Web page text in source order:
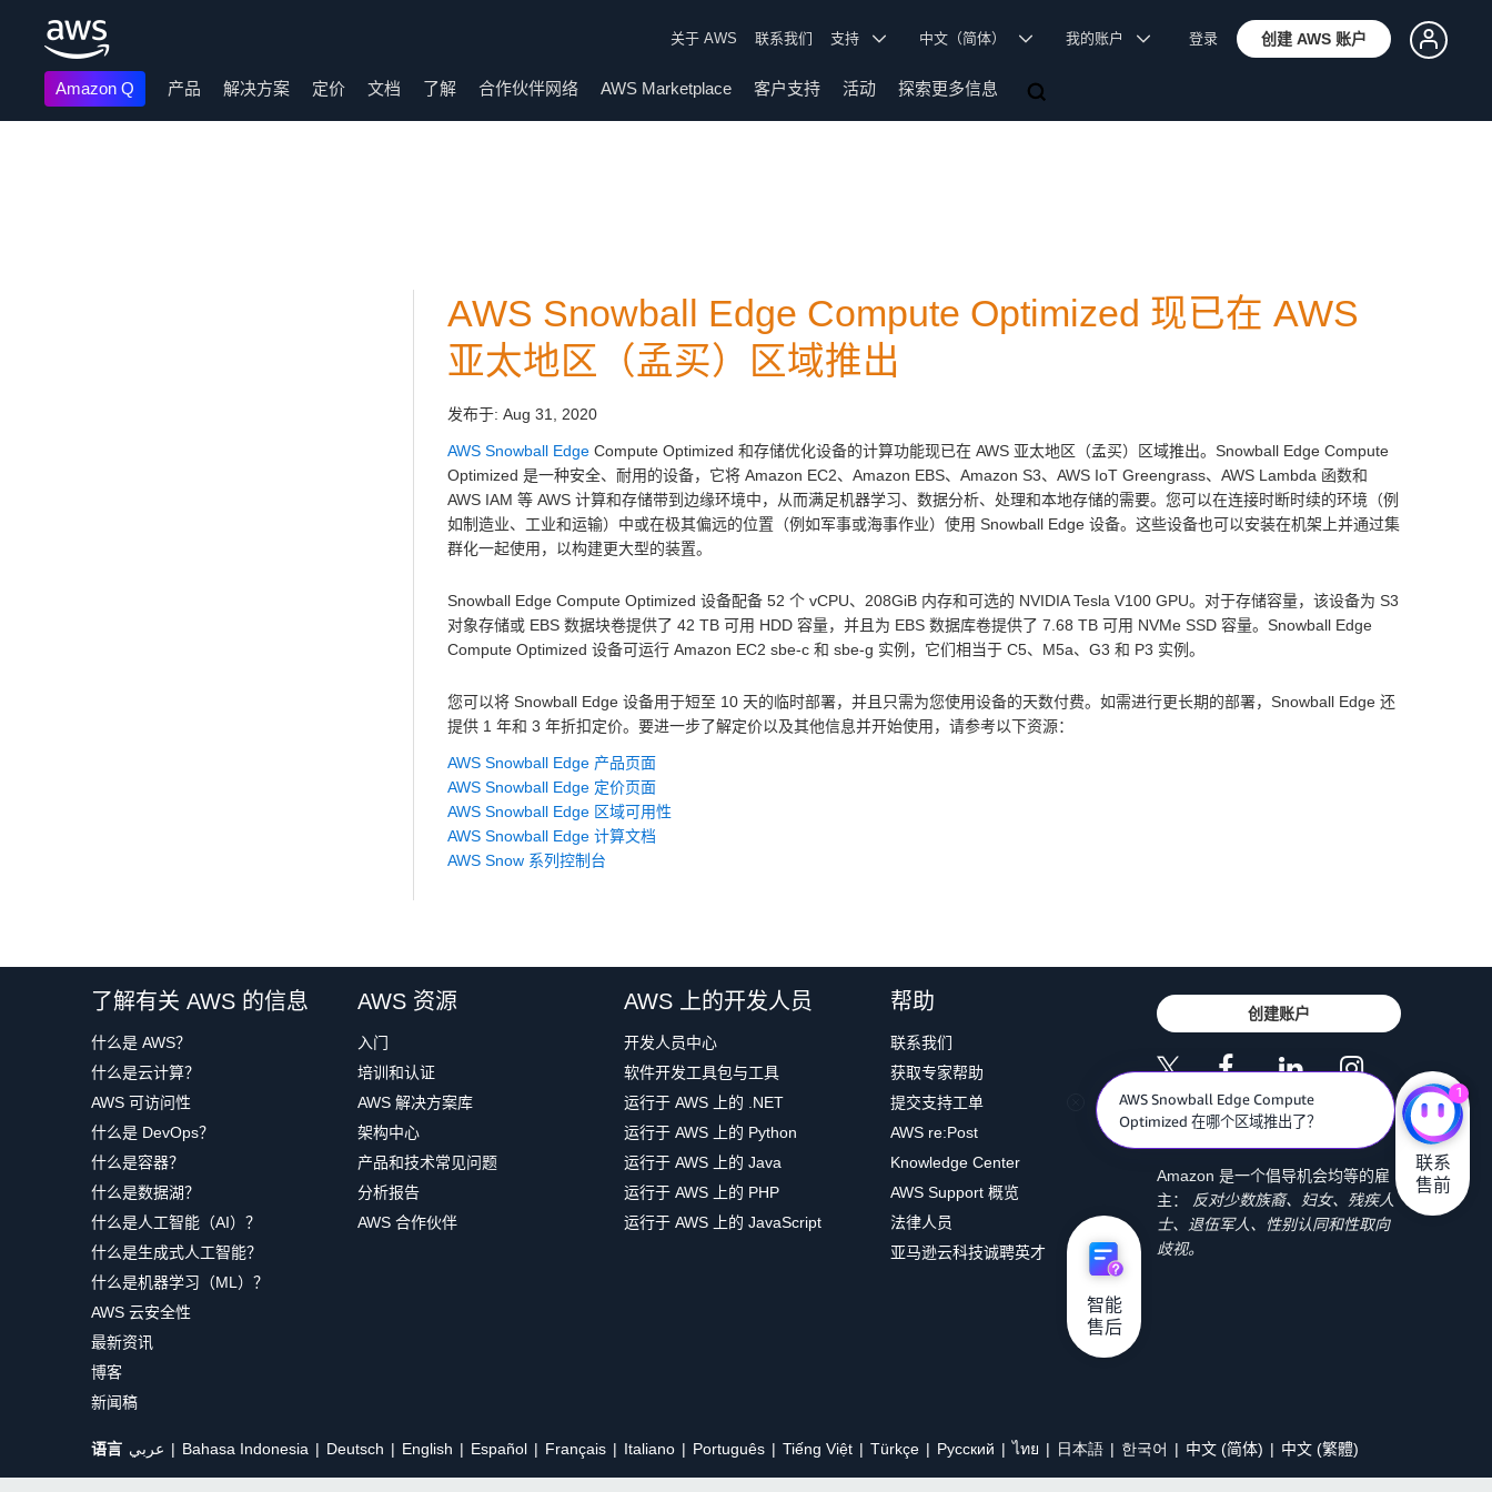
关于 AWS 联系我们 支持 中文（简体） 我的账户 登录 创建 AWS 账户
Amazon Q 产品 解决方案 定价 文档 了解 合作伙伴网络 AWS Marketplace 客户支持 活动 探索更多信息
AWS Snowball Edge Compute Optimized 现已在 AWS
亚太地区（孟买）区域推出
发布于: Aug 31, 2020
AWS Snowball Edge Compute Optimized 和存储优化设备的计算功能现已在 AWS 亚太地区（孟买）区域推出。Snowball Edge Compute
Optimized 是一种安全、耐用的设备，它将 Amazon EC2、Amazon EBS、Amazon S3、AWS IoT Greengrass、AWS Lambda 函数和
AWS IAM 等 AWS 计算和存储带到边缘环境中，从而满足机器学习、数据分析、处理和本地存储的需要。您可以在连接时断时续的环境（例
如制造业、工业和运输）中或在极其偏远的位置（例如军事或海事作业）使用 Snowball Edge 设备。这些设备也可以安装在机架上并通过集
群化一起使用，以构建更大型的装置。
Snowball Edge Compute Optimized 设备配备 52 个 vCPU、208GiB 内存和可选的 NVIDIA Tesla V100 GPU。对于存储容量，该设备为 S3
对象存储或 EBS 数据块卷提供了 42 TB 可用 HDD 容量，并且为 EBS 数据库卷提供了 7.68 TB 可用 NVMe SSD 容量。Snowball Edge
Compute Optimized 设备可运行 Amazon EC2 sbe-c 和 sbe-g 实例，它们相当于 C5、M5a、G3 和 P3 实例。
您可以将 Snowball Edge 设备用于短至 10 天的临时部署，并且只需为您使用设备的天数付费。如需进行更长期的部署，Snowball Edge 还
提供 1 年和 3 年折扣定价。要进一步了解定价以及其他信息并开始使用，请参考以下资源：
AWS Snowball Edge 产品页面
AWS Snowball Edge 定价页面
AWS Snowball Edge 区域可用性
AWS Snowball Edge 计算文档
AWS Snow 系列控制台
了解有关 AWS 的信息
什么是 AWS？
什么是云计算？
AWS 可访问性
什么是 DevOps？
什么是容器？
什么是数据湖？
什么是人工智能（AI）？
什么是生成式人工智能？
什么是机器学习（ML）？
AWS 云安全性
最新资讯
博客
新闻稿
AWS 资源
入门
培训和认证
AWS 解决方案库
架构中心
产品和技术常见问题
分析报告
AWS 合作伙伴
AWS 上的开发人员
开发人员中心
软件开发工具包与工具
运行于 AWS 上的 .NET
运行于 AWS 上的 Python
运行于 AWS 上的 Java
运行于 AWS 上的 PHP
运行于 AWS 上的 JavaScript
帮助
联系我们
获取专家帮助
提交支持工单
AWS re:Post
Knowledge Center
AWS Support 概览
法律人员
亚马逊云科技诚聘英才
创建账户
Amazon 是一个倡导机会均等的雇
主： 反对少数族裔、妇女、残疾人
士、退伍军人、性别认同和性取向
歧视。
语言 عربي Bahasa Indonesia Deutsch English Español Français Italiano Português Tiếng Việt Türkçe Ρусский ไทย 日本語 한국어 中文 (简体) 中文 (繁體)
AWS Snowball Edge Compute
Optimized 在哪个区域推出了？
1
联系
售前
智能
售后